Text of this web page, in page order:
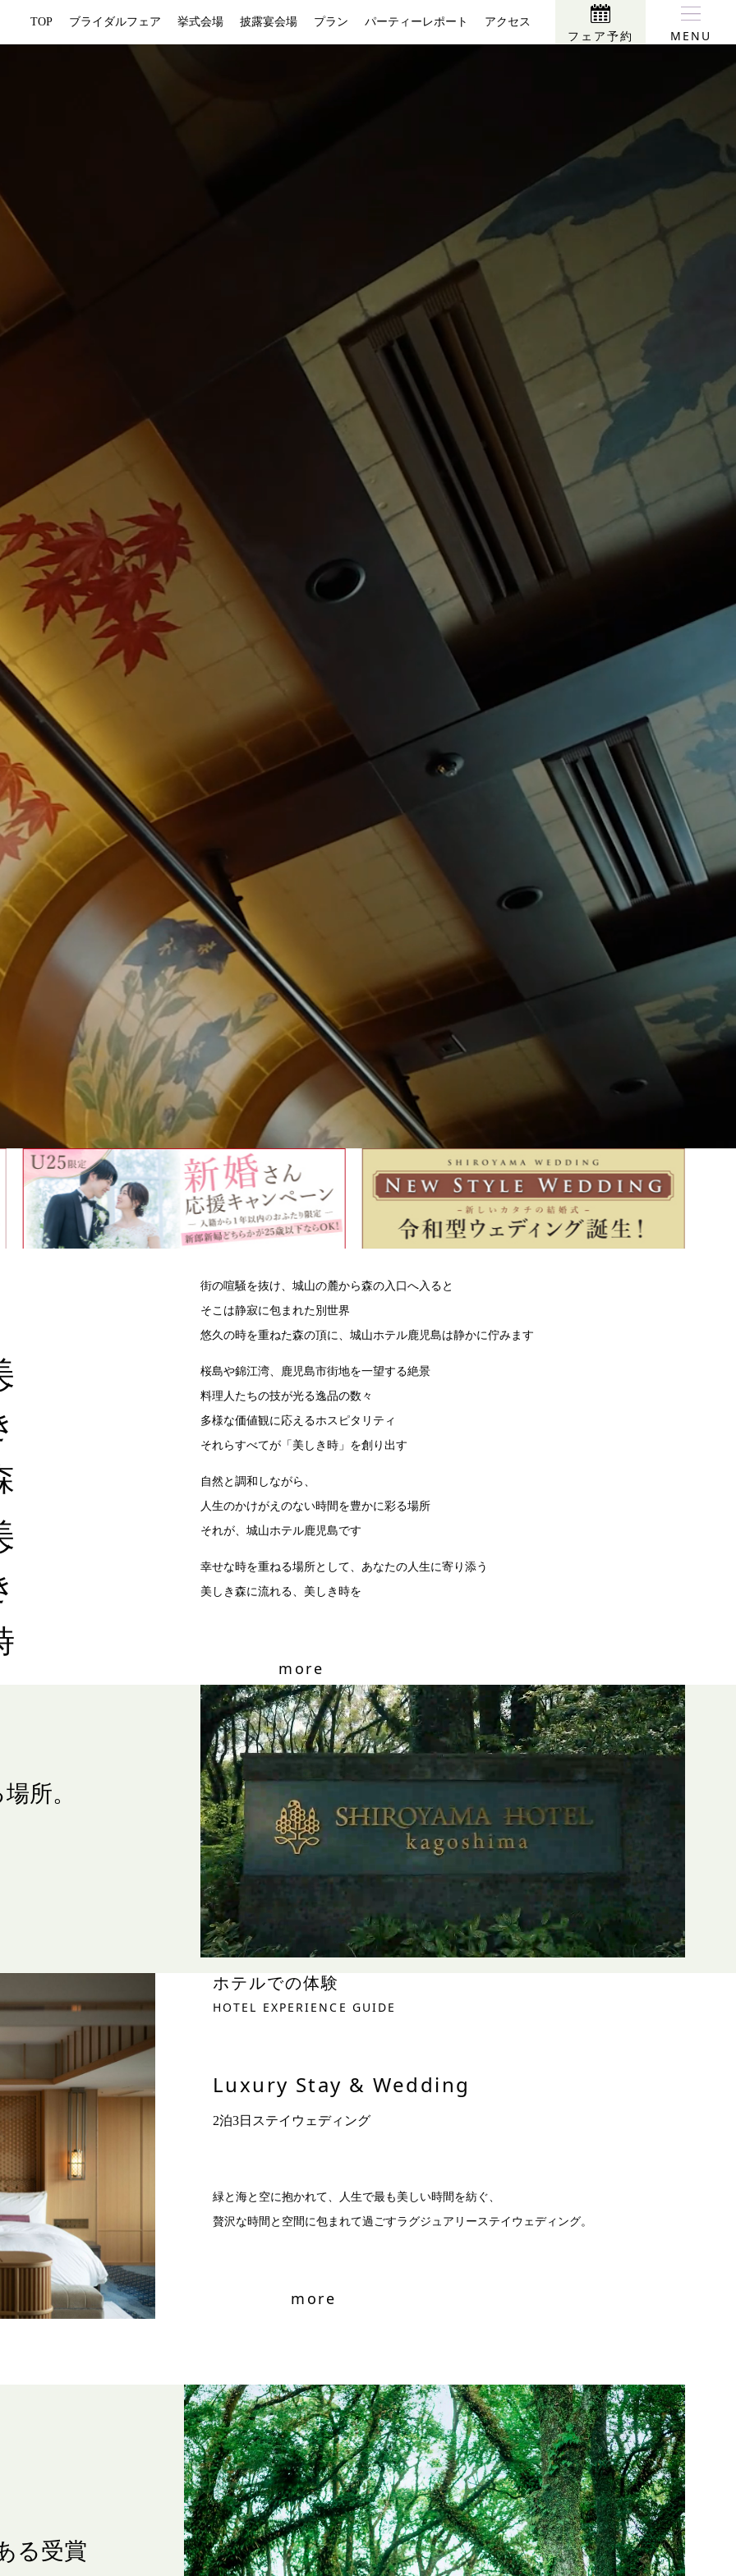
TOP ブライダルフェア 挙式会場 披露宴会場 プラン パーティーレポート アクセス
フェア予約 MENU
街の喧騒を抜け、城山の麓から森の入口へ入ると
そこは静寂に包まれた別世界
悠久の時を重ねた森の頂に、城山ホテル鹿児島は静かに佇みます
桜島や錦江湾、鹿児島市街地を一望する絶景
料理人たちの技が光る逸品の数々
多様な価値観に応えるホスピタリティ
それらすべてが「美しき時」を創り出す
自然と調和しながら、
人生のかけがえのない時間を豊かに彩る場所
それが、城山ホテル鹿児島です
幸せな時を重ねる場所として、あなたの人生に寄り添う
美しき森に流れる、美しき時を
more
所。
ホテルでの体験
HOTEL EXPERIENCE GUIDE
Luxury Stay & Wedding
2泊3日ステイウェディング
緑と海と空に抱かれて、人生で最も美しい時間を紡ぐ、
贅沢な時間と空間に包まれて過ごすラグジュアリーステイウェディング。
more
る受賞